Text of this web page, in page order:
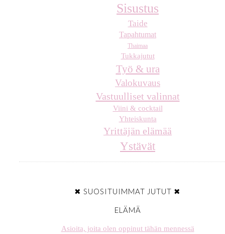
Sisustus
Taide
Tapahtumat
Thaimaa
Tukkajutut
Työ & ura
Valokuvaus
Vastuulliset valinnat
Viini & cocktail
Yhteiskunta
Yrittäjän elämää
Ystävät
✖ SUOSITUIMMAT JUTUT ✖
ELÄMÄ
Asioita, joita olen oppinut tähän mennessä